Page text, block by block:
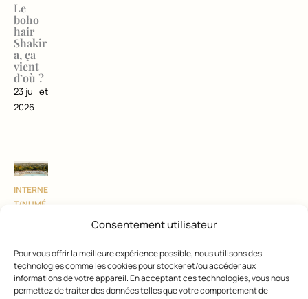
Consentement utilisateur
Pour vous offrir la meilleure expérience possible, nous utilisons des
technologies comme les cookies pour stocker et/ou accéder aux
informations de votre appareil. En acceptant ces technologies, vous nous
permettez de traiter des données telles que votre comportement de
Le
boho
hair
Shakir
a, ça
vient
d’où ?
23 juillet
2026
INTERNE
T/NUMÉ
COIFFUR
E
Planit